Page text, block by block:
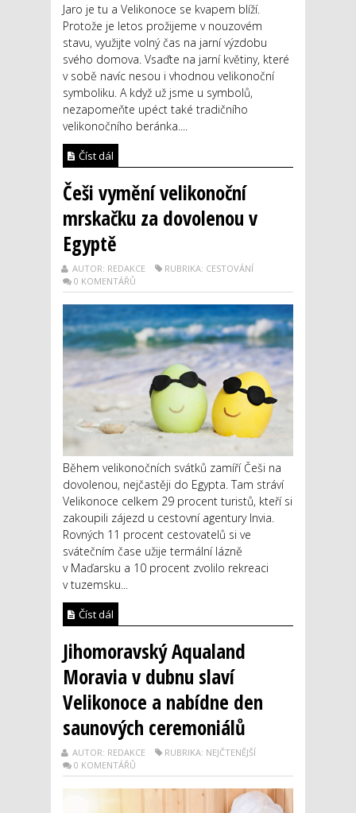
Jaro je tu a Velikonoce se kvapem blíží.
Protože je letos prožijeme v nouzovém
stavu, využijte volný čas na jarní výzdobu
svého domova. Vsaďte na jarní květiny, které
v sobě navíc nesou i vhodnou velikonoční
symboliku. A když už jsme u symbolů,
nezapomeňte upéct také tradičního
velikonočního beránka....
Číst dál
Češi vymění velikonoční
mrskačku za dovolenou v
Egyptě
AUTOR: REDAKCE
RUBRIKA: CESTOVÁNÍ
0 KOMENTÁŘŮ
Během velikonočních svátků zamíří Češi na
dovolenou, nejčastěji do Egypta. Tam stráví
Velikonoce celkem 29 procent turistů, kteří si
zakoupili zájezd u cestovní agentury Invia.
Rovných 11 procent cestovatelů si ve
svátečním čase užije termální lázně
v Maďarsku a 10 procent zvolilo rekreaci
v tuzemsku...
Číst dál
Jihomoravský Aqualand
Moravia v dubnu slaví
Velikonoce a nabídne den
saunových ceremoniálů
AUTOR: REDAKCE
RUBRIKA: NEJČTENĚJŠÍ
0 KOMENTÁŘŮ